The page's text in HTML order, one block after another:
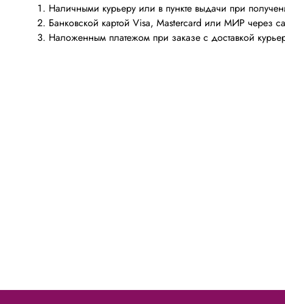
Наличными курьеру или в пункте выдачи при
Банковской картой Visa, Mastercard или МИР через
Наложенным платежом при заказе с доставкой